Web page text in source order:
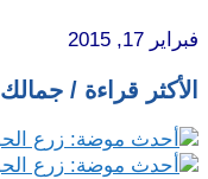
فبراير 17, 2015
الأكثر قراءة /